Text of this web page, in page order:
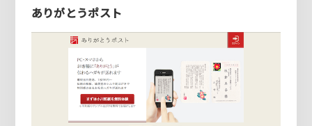
ありがとうポスト